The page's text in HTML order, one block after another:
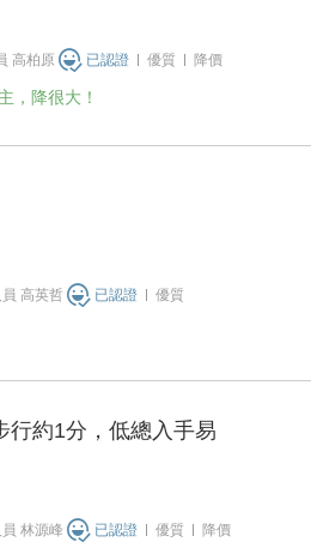
高柏原 已認證 優質 降價
，降很大！
高英哲 已認證 優質
行約1分，低總入手易
林源峰 已認證 優質 降價